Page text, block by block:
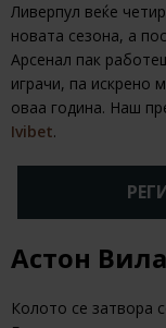
Ливерпул веќе
новата сезона, а
Арсенал пак
играчи, па искрено
оваа година. Наш
Ivibet.
Астон
Колото се затвора